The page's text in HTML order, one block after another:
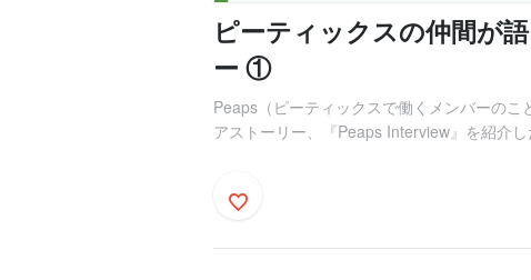
ピーティックスの仲間が
ー ①
Peaps（ピーティックスで働くメンバーの
アストーリー、『Peaps Interview』を紹介